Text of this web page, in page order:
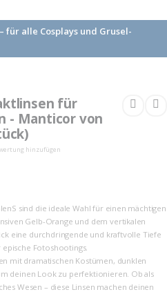
– für alle Cosplays und Grusel-
für
- Manticor von
hinzufügen
sind die ideale Wahl für einen mächtigen
Gelb-Orange und dem vertikalen
eine durchdringende und kraftvolle Tiefe
epische Fotoshootings.
mit dramatischen Kostümen, dunklen
deinen Look zu perfektionieren. Ob als
Wesen – diese Linsen machen deinen